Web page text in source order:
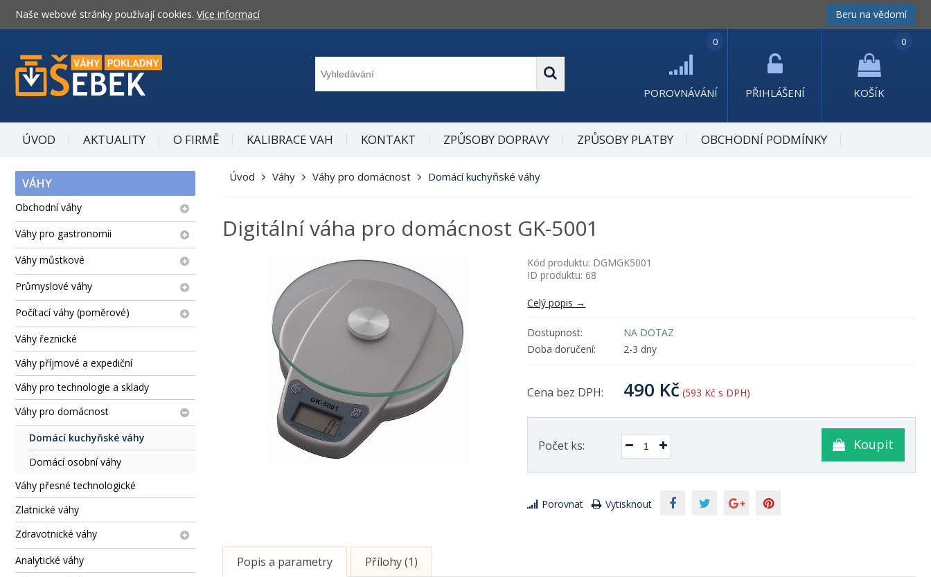
Naše webové stránky používají cookies. Více informací Beru na vědomí
POROVNÁVÁNÍ
0
PŘIHLÁŠENÍ KOŠÍK
0
ÚVOD AKTUALITY O FIRMĚ KALIBRACE VAH KONTAKT ZPŮSOBY DOPRAVY ZPŮSOBY PLATBY OBCHODNÍ PODMÍNKY
VÁHY
Obchodní váhy
Váhy pro gastronomii
Váhy můstkové
Průmyslové váhy
Počítací váhy (poměrové)
Váhy řeznické
Váhy příjmové a expediční
Váhy pro technologie a sklady
Váhy pro domácnost
Domácí kuchyňské váhy
Domácí osobní váhy
Váhy přesné technologické
Zlatnické váhy
Zdravotnické váhy
Analytické váhy
Úvod Váhy Váhy pro domácnost Domácí kuchyňské váhy
Digitální váha pro domácnost GK-5001
Kód produktu: DGMGK5001
ID produktu: 68
Celý popis →
Dostupnost:
NA DOTAZ
Doba doručení:
2-3 dny
Cena bez DPH: 490 Kč (593 Kč s DPH)
Koupit
Počet ks:
Porovnat Vytisknout
Popis a parametry Přílohy (1)